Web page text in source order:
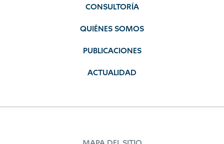
CONSULTORÍA
QUIÉNES SOMOS
PUBLICACIONES
ACTUALIDAD